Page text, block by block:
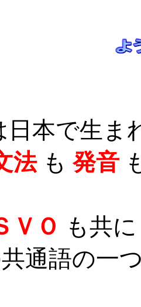
日本で生ま
法も 発音
ＶＯ も共
共通語の一